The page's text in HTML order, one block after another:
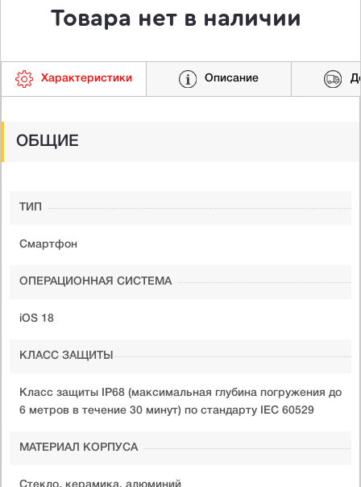
Товара нет в наличии
Характеристики Описание
ОБЩИЕ
ТИП
Смартфон
ОПЕРАЦИОННАЯ СИСТЕМА
iOS 18
КЛАСС ЗАЩИТЫ
Класс защиты IP68 (максимальная глубина погружения до
6 метров в течение 30 минут) по стандарту IEC 60529
МАТЕРИАЛ КОРПУСА